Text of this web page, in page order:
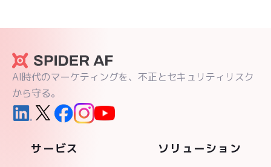
AI時代のマーケティングを、不正とセキュリティリスク
から守る。
サービス ソリューション